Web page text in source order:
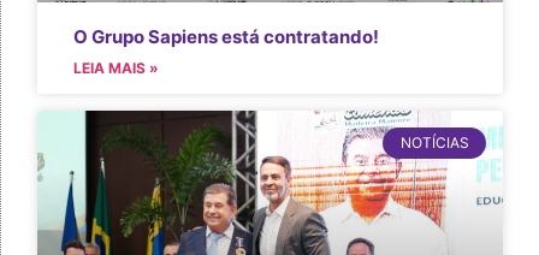
O Grupo Sapiens está contratando!
LEIA MAIS »
NOTÍCIAS